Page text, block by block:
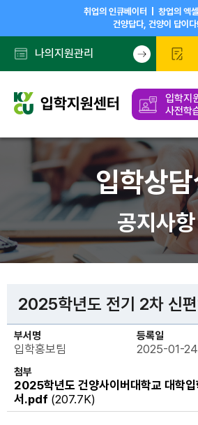
취업의 인큐베이터 | 창업의 엑
건양답다, 건양이 답이다!
나의지원관리
입학지
사전학
입학상
공지사항
2025학년도 전기 2차 신편
부서명
입학홍보팀
등록일
2025-01-24
첨부
2025학년도 건양사이버대학교 대학입
서.pdf (207.7K)